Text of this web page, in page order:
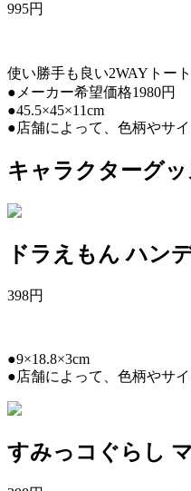
995円
使い勝手も良い2WAYトー
●メーカー希望価格1980円
●45.5×45×11cm
●店舗によって、色柄やサ
キャラクターグ
ドラえもん ハン
398円
●9×18.8×3cm
●店舗によって、色柄やサ
すみっコぐらし